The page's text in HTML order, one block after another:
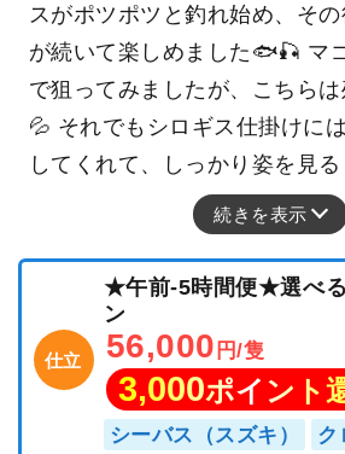
スがポツポツと釣れ始め、そ
が続いて楽しめました🐟🎣 マ
で狙ってみましたが、こちら
💦 それでもシロギス仕掛けに
してくれて、しっかり姿を見る
続きを表示
仕立
★午前-5時間便★選べる
ン
56,000 円/隻
3,000ポイント
シーバス（スズキ） ク